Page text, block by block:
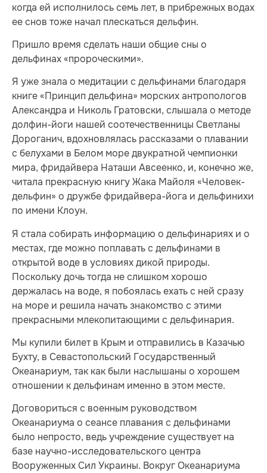
когда ей исполнилось семь лет, в прибрежных водах
ее снов тоже начал плескаться дельфин.
Пришло время сделать наши общие сны о
дельфинах «пророческими».
Я уже знала о медитации с дельфинами благодаря
книге «Принцип дельфина» морских антропологов
Александра и Николь Гратовски, слышала о методе
долфин-йоги нашей соотечественницы Светланы
Дороганич, вдохновлялась рассказами о плавании
с белухами в Белом море двукратной чемпионки
мира, фридайвера Наташи Авсеенко, и, конечно же,
читала прекрасную книгу Жака Майоля «Человек-
дельфин» о дружбе фридайвера-йога и дельфинихи
по имени Клоун.
Я стала собирать информацию о дельфинариях и о
местах, где можно поплавать с дельфинами в
открытой воде в условиях дикой природы.
Поскольку дочь тогда не слишком хорошо
держалась на воде, я побоялась ехать с ней сразу
на море и решила начать знакомство с этими
прекрасными млекопитающими с дельфинария.
Мы купили билет в Крым и отправились в Казачью
Бухту, в Севастопольский Государственный
Океанариум, так как были наслышаны о хорошем
отношении к дельфинам именно в этом месте.
Договориться с военным руководством
Океанариума о сеансе плавания с дельфинами
было непросто, ведь учреждение существует на
базе научно-исследовательского центра
Вооруженных Сил Украины. Вокруг Океанариума